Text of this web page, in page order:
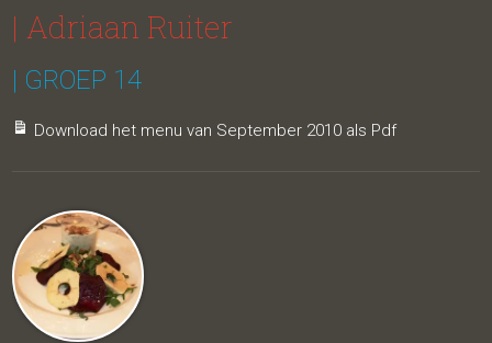
| Adriaan Ruiter
| GROEP 14
Download het menu van September 2010 als Pdf